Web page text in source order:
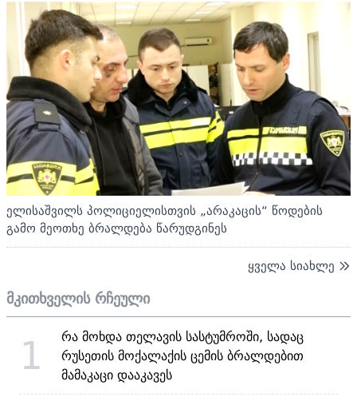
ელისაშვილს პოლიციელისთვის „არაკაცის“ წოდების
გამო მეოთხე ბრალდება წარუდგინეს
ყველა სიახლე
მკითხველის რჩეული
1
რა მოხდა თელავის სასტუმროში, სადაც
რუსეთის მოქალაქის ცემის ბრალდებით
მამაკაცი დააკავეს